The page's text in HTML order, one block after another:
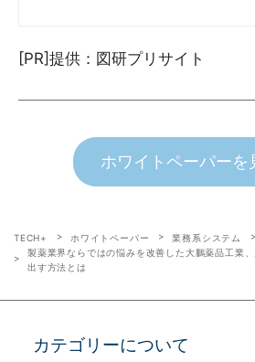
[PR]提供：図研プリサイト
ホワイトペーパーを
TECH+ ホワイトペーパー 業務系システム
製薬業界ならではの悩みを改善した大鵬薬品工業
出す方法とは
カテゴリーについて